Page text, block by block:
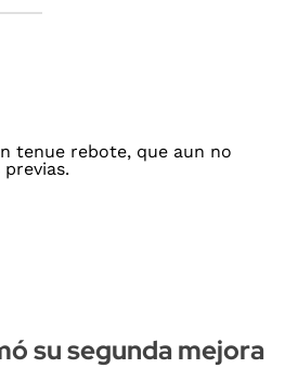
su segunda mejora